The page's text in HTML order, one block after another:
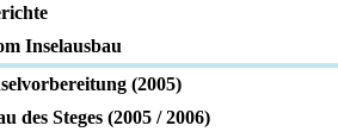
Inselausbau
(2005)
des Steges (2005 / 2006)